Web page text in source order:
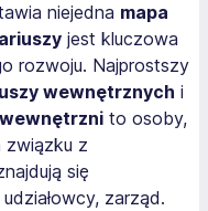
niejedna mapa
jest kluczowa
rozwoju. Najprostszy
wewnętrznych i
to osoby,
związku z
się
udziałowcy, zarząd.